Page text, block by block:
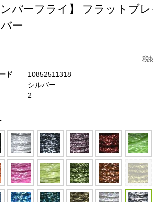
ンパーフライ】 フラットブレ
ー
税
ド
10852511318
シルバー
2